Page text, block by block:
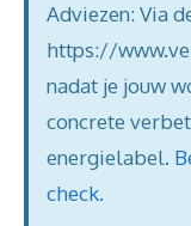
Adviezen: Via
https://
nadat je jouw
concrete
energielabel.
check.